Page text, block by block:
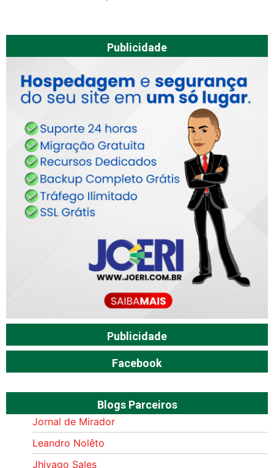
Publicidade
Publicidade
Facebook
Blogs Parceiros
Jornal de Mirador
Leandro Nolêto
Jhivago Sales